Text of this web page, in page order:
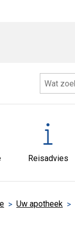
Reisadvies
Uw apotheek